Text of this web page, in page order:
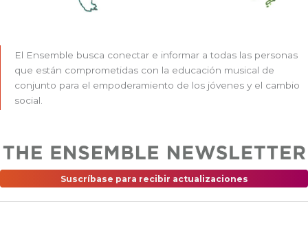
El Ensemble busca conectar e informar a todas las personas
que están comprometidas con la educación musical de
conjunto para el empoderamiento de los jóvenes y el cambio
social.
Suscríbase para recibir actualizaciones